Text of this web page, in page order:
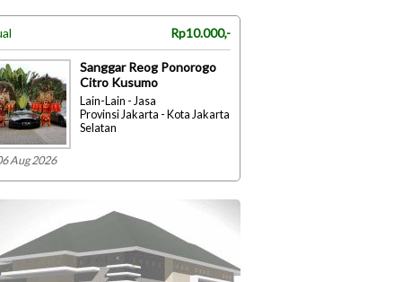
Rp10.000,-
Aug 2026
Sanggar Reog Ponorogo
Citro Kusumo
Lain-Lain - Jasa
Provinsi Jakarta - Kota Jakarta
Selatan